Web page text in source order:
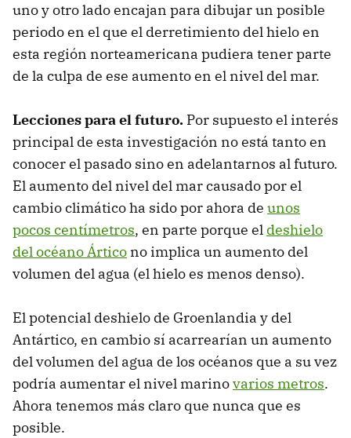
uno y otro lado encajan para dibujar un posible
periodo en el que el derretimiento del hielo en
esta región norteamericana pudiera tener parte
de la culpa de ese aumento en el nivel del mar.
Lecciones para el futuro. Por supuesto el interés
principal de esta investigación no está tanto en
conocer el pasado sino en adelantarnos al futuro.
El aumento del nivel del mar causado por el
cambio climático ha sido por ahora de unos
pocos centímetros, en parte porque el deshielo
del océano Ártico no implica un aumento del
volumen del agua (el hielo es menos denso).
El potencial deshielo de Groenlandia y del
Antártico, en cambio sí acarrearían un aumento
del volumen del agua de los océanos que a su vez
podría aumentar el nivel marinovarios metros.
Ahora tenemos más claro que nunca que es
posible.